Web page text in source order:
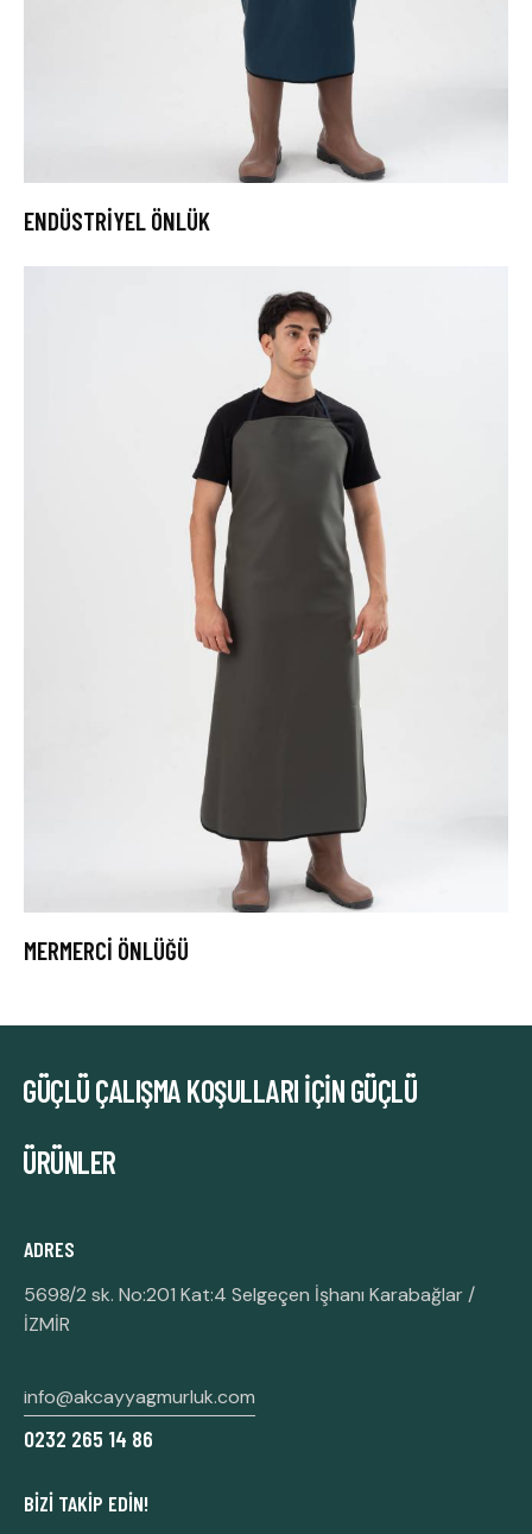
ENDÜSTRİYEL ÖNLÜK
MERMERCİ ÖNLÜĞÜ
GÜÇLÜ ÇALIŞMA KOŞULLARI İÇINGÜÇLÜ
ÜRÜNLER
ADRES
5698/2 sk. No:201 Kat:4 Selgeçen İşhanı Karabağlar /
İZMİR
info@akcayyagmurluk.com
0232 265 14 86
BIZI TAKIP EDIN!